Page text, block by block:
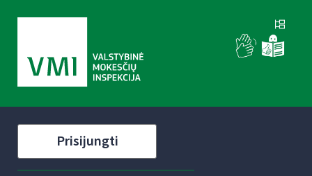
Prisijungti